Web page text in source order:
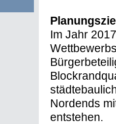
Im Jahr
Nordends
entstehen.